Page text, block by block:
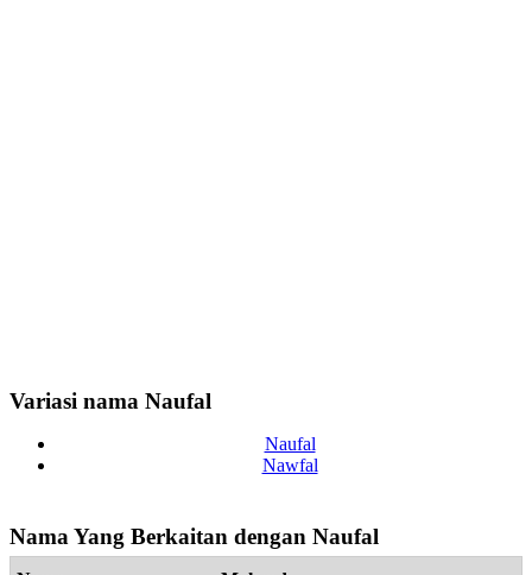
Variasi nama Naufal
Naufal
Nawfal
Nama Yang Berkaitan dengan Naufal